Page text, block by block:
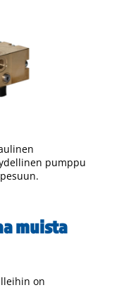
pumppu
muista
on